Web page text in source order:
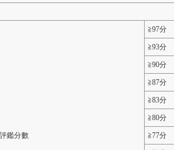
評鑑分數
≧97分
≧93分
≧90分
≧87分
≧83分
≧80分
≧77分